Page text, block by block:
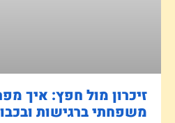
זיכרון מול חפץ: איך
משפחתי ברגישות